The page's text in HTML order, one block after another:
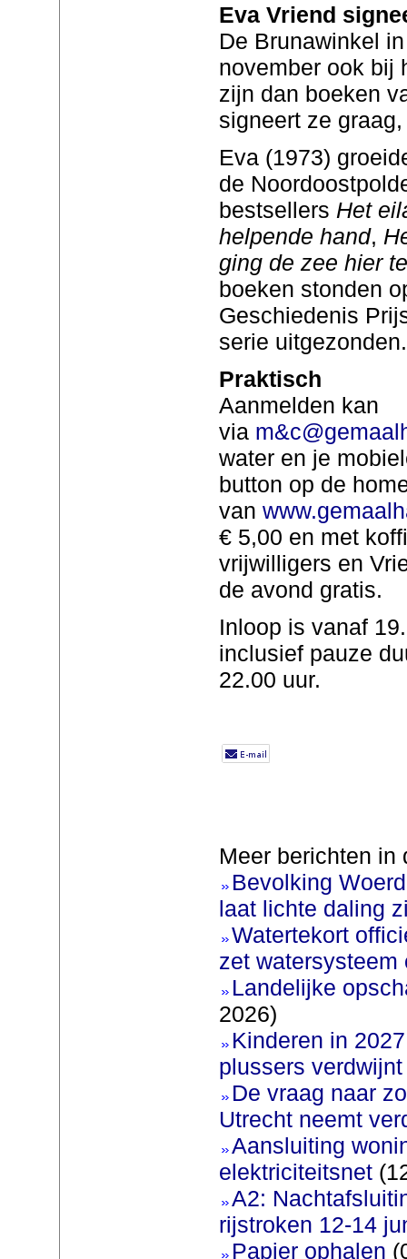
Eva Vriend
De Brunawinkel
november ook bij
zijn dan boeken
signeert ze
Eva (1973)
de
bestsellers Het
helpende hand,
ging de zee hier
boeken stonden
Geschiedenis
serie uitgezonden.
Praktisch
Aanmelden kan
via
water en je
button op de
van
€ 5,00 en met
vrijwilligers en
de avond gratis.
Inloop is vanaf
inclusief pauze
22.00 uur.
Meer berichten in
Bevolking
laat lichte daling
Watertekort
zet watersysteem
Landelijke
2026)
Kinderen in
plussers verdwijnt
De vraag naar
Utrecht neemt
Aansluiting
elektriciteitsnet
A2:
rijstroken 12-14
Papier ophalen